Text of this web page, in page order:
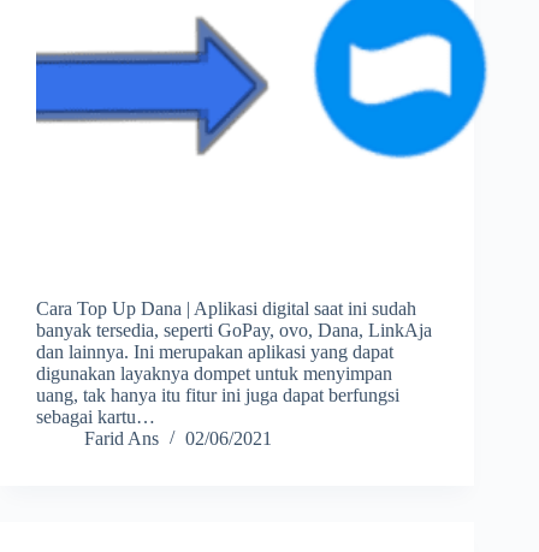
Cara Top Up Dana | Aplikasi digital saat ini sudah
banyak tersedia, seperti GoPay, ovo, Dana, LinkAja
dan lainnya. Ini merupakan aplikasi yang dapat
digunakan layaknya dompet untuk menyimpan
uang, tak hanya itu fitur ini juga dapat berfungsi
sebagai kartu…
Farid Ans
02/06/2021